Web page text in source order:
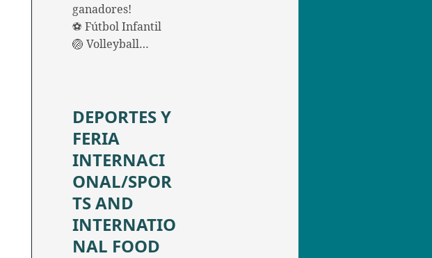
ganadores!
⚽ Fútbol Infantil
🏐 Volleyball…
DEPORTES Y
FERIA
INTERNACI
ONAL/SPOR
TS AND
INTERNATIO
NAL FOOD